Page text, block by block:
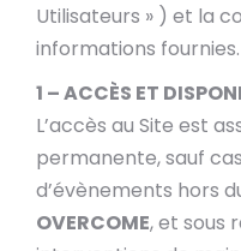
Utilisateurs » ) et la
informations fournies.
1 – ACCÈS ET
L’accès au Site est
permanente, sauf
d’évènements hors
OVERCOME, et sous